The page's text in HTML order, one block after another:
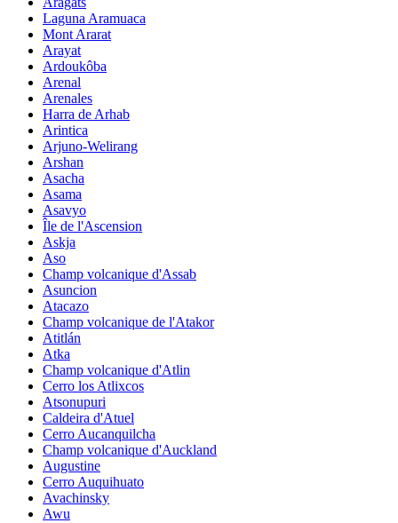
Laguna Aramuaca
Mont Ararat
Arayat
Ardoukôba
Arenal
Arenales
Harra de Arhab
Arintica
Arjuno-Welirang
Arshan
Asacha
Asama
Asavyo
Île de l'Ascension
Askja
Aso
Champ volcanique d'Assab
Asuncion
Atacazo
Champ volcanique de l'Atakor
Atitlán
Atka
Champ volcanique d'Atlin
Cerro los Atlixcos
Atsonupuri
Caldeira d'Atuel
Cerro Aucanquilcha
Champ volcanique d'Auckland
Augustine
Cerro Auquihuato
Avachinsky
Awu